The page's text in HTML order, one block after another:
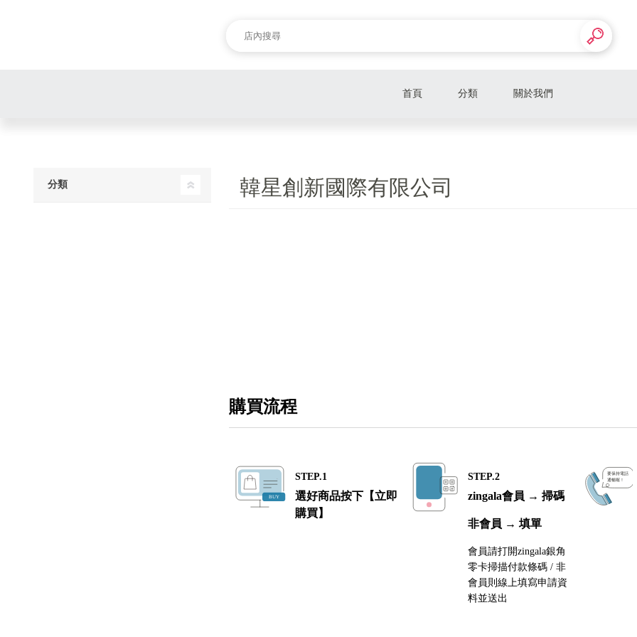
首頁 分類 關於我們
韓星創新國際有限公司
購買流程
STEP.1
選好商品按下【立即
購買】
STEP.2
zingala會員 → 掃碼
非會員 → 填單
會員請打開zingala銀角
零卡掃描付款條碼 / 非
會員則線上填寫申請資
料並送出
分類